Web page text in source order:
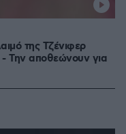
της Τζένιφερ
Την αποθεώνουν για